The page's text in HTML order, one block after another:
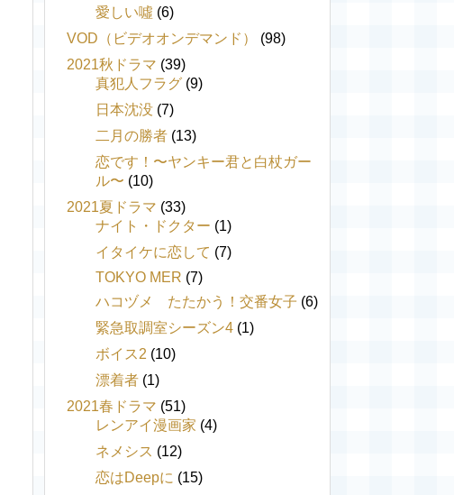
愛しい噓 (6)
VOD（ビデオオンデマンド）
(98)
2021秋ドラマ (39)
真犯人フラグ (9)
日本沈没 (7)
二月の勝者 (13)
恋です！〜ヤンキー君と白杖ガー
ル〜 (10)
2021夏ドラマ (33)
ナイト・ドクター (1)
イタイケに恋して (7)
TOKYO MER (7)
ハコヅメ たたかう！交番女子 (6)
緊急取調室シーズン4 (1)
ボイス2 (10)
漂着者 (1)
2021春ドラマ (51)
レンアイ漫画家 (4)
ネメシス (12)
恋はDeepに (15)